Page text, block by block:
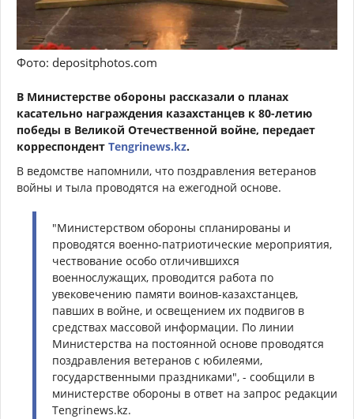
Фото: depositphotos.com
В Министерстве обороны рассказали о планах
касательно награждения казахстанцев к 80-летию
победы в Великой Отечественной войне, передает
корреспондент Tengrinews.kz.
В ведомстве напомнили, что поздравления ветеранов
войны и тыла проводятся на ежегодной основе.
"Министерством обороны спланированы и
проводятся военно-патриотические мероприятия,
чествование особо отличившихся
военнослужащих, проводится работа по
увековечению памяти воинов-казахстанцев,
павших в войне, и освещением их подвигов в
средствах массовой информации. По линии
Министерства на постоянной основе проводятся
поздравления ветеранов с юбилеями,
государственными праздниками", - сообщили в
министерстве обороны в ответ на запрос редакции
Tengrinews.kz.